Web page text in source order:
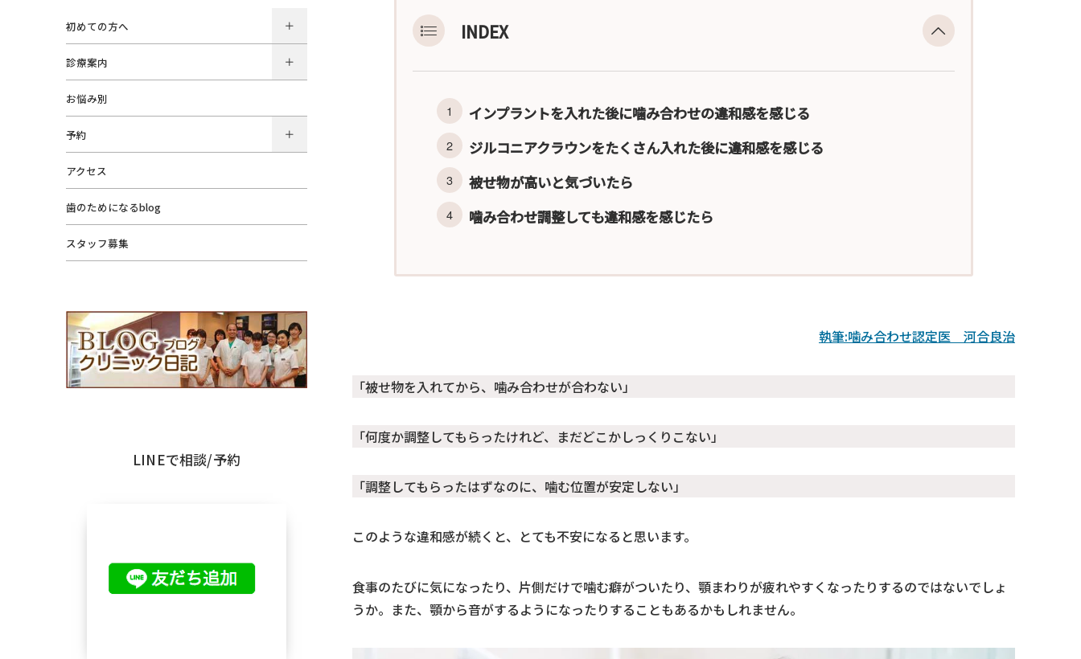
INDEX
インプラントを入れた後に噛み合わせの違和感を感じる
ジルコニアクラウンをたくさん入れた後に違和感を感じる
被せ物が高いと気づいたら
噛み合わせ調整しても違和感を感じたら
執筆:噛み合わせ認定医 河合良治
「被せ物を入れてから、噛み合わせが合わない」
「何度か調整してもらったけれど、まだどこかしっくりこない」
「調整してもらったはずなのに、噛む位置が安定しない」
このような違和感が続くと、とても不安になると思います。
食事のたびに気になったり、片側だけで噛む癖がついたり、顎まわりが疲れやすくなったりするのではないでしょ
うか。また、顎から音がするようになったりすることもあるかもしれません。
初めての方へ
診療案内
お悩み別
予約
アクセス
歯のためになるblog
スタッフ募集
LINEで相談/予約